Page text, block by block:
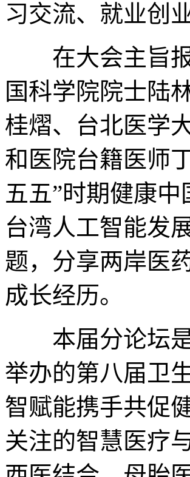
习交流、就业创
在大会主旨报
国科学院院士陆
桂熠、台北医学
和医院台籍医师
五五”时期健康
台湾人工智能发
题，分享两岸医
成长经历。
本届分论坛是
举办的第八届卫
智赋能携手共促
关注的智慧医疗